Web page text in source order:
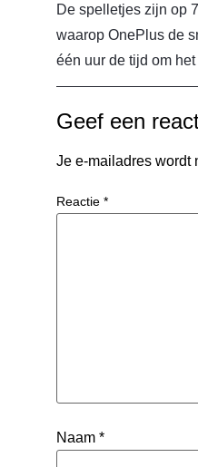
De spelletjes zijn op
waarop OnePlus de
één uur de tijd om
Geef een
Je e-mailadres wordt
Reactie *
Naam *